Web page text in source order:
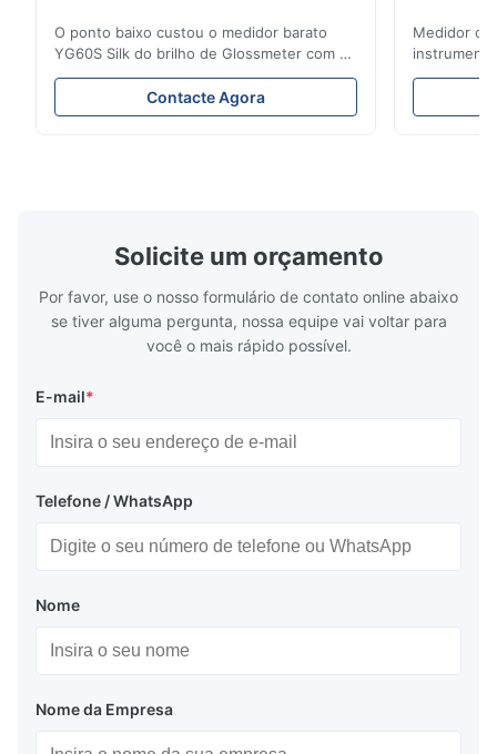
O ponto baixo custou o medidor barato
YG60S Silk do brilho de Glossmeter com 60
medida lustrosa de gu do grau 200 O
medidor econômico do brilho de YG60S
60° pode testar o material com brilho (0-
Contacte Agora
Medidor
colorímetro
Colorímetro
Solicite um orçamento
Por favor, use o nosso formulário de contato online abaixo
se tiver alguma pergunta, nossa equipe vai voltar para
você o mais rápido possível.
E-mail*
Telefone / WhatsApp
Nome
Nome da Empresa